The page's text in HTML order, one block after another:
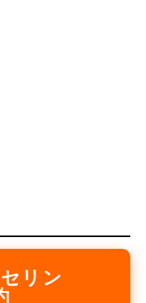
リン